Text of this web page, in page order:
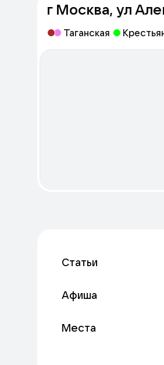
г Москва, ул
Таганская
Статьи
Афиша
Места